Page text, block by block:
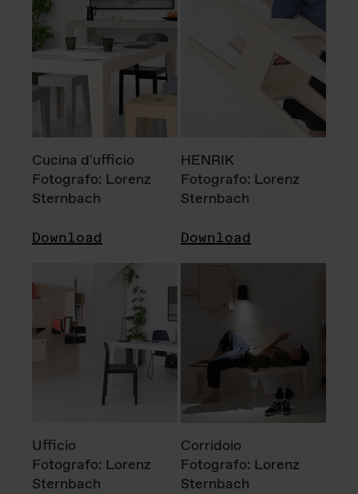
Cucina d'ufficio
Fotografo: Lorenz
Sternbach
Download
HENRIK
Fotografo: Lorenz
Sternbach
Download
Ufficio
Fotografo: Lorenz
Sternbach
Corridoio
Fotografo: Lorenz
Sternbach